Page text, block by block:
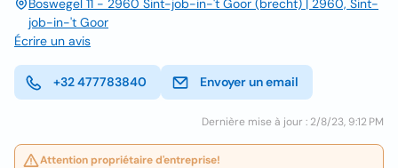
Boswegel 11 - 2960 Sint-job-in-'t Goor (brecht) | 2960, Sint-
job-in-'t Goor
Écrire un avis
+32 477783840 Envoyer un email
Dernière mise à jour : 2/8/23, 9:12 PM
Attention propriétaire d'entreprise!